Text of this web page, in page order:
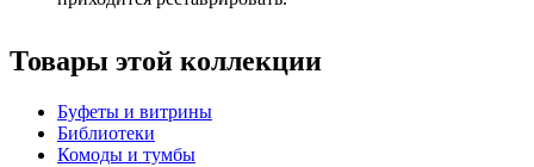
Товары этой коллекции
Буфеты и витрины
Библиотеки
Комоды и тумбы